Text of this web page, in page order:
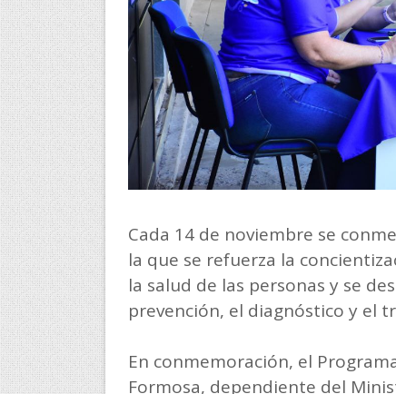
Cada 14 de noviembre se
la que se refuerza la
la salud de las personas y se
prevención, el diagnóstico y el
En conmemoración, el
Formosa, dependiente del